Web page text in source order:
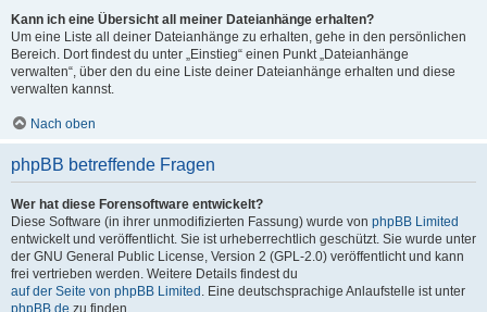
Kann ich eine Übersicht all meiner Dateianhänge erhalten?
Um eine Liste all deiner Dateianhänge zu erhalten, gehe in den persönlichen
Bereich. Dort findest du unter „Einstieg“ einen Punkt „Dateianhänge
verwalten“, über den du eine Liste deiner Dateianhänge erhalten und diese
verwalten kannst.
Nach oben
phpBB betreffende Fragen
Wer hat diese Forensoftware entwickelt?
Diese Software (in ihrer unmodifizierten Fassung) wurde von phpBB Limited
entwickelt und veröffentlicht. Sie ist urheberrechtlich geschützt. Sie wurde unter
der GNU General Public License, Version 2 (GPL-2.0) veröffentlicht und kann
frei vertrieben werden. Weitere Details findest du
auf der Seite von phpBB Limited . Eine deutschsprachige Anlaufstelle ist unter
phpBB.de zu finden.